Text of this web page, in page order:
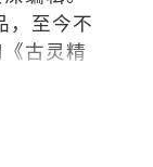
，至今不
古灵精